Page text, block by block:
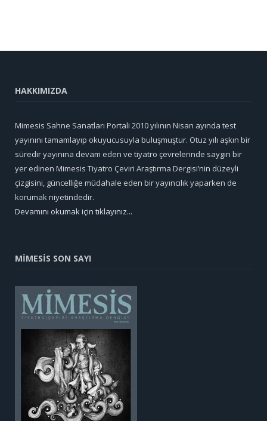
HAKKIMIZDA
Mimesis Sahne Sanatları Portali 2010 yılının Nisan ayında test
yayınını tamamlayıp okuyucusuyla buluşmuştur. Otuz yılı aşkın bir
süredir yayınına devam eden ve tiyatro çevrelerinde saygın bir
yer edinen Mimesis Tiyatro Çeviri Araştırma Dergisi’nin düzeyli
çizgisini, güncelliğe müdahale eden bir yayıncılık yaparken de
korumak niyetindedir.
Devamını okumak için tıklayınız...
MİMESİS SON SAYI